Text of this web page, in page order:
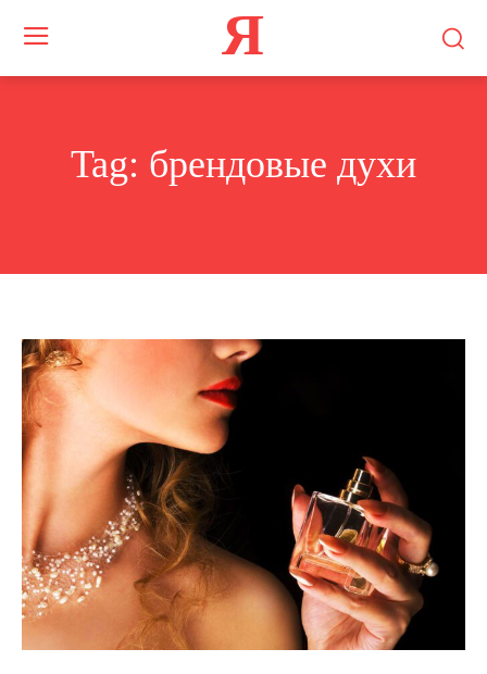
Я
Tag: брендовые духи